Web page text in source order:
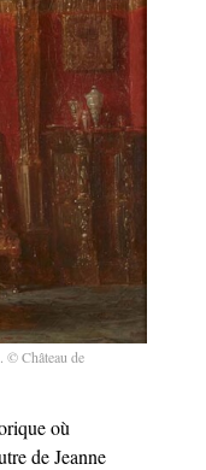
© Château de
où
de Jeanne